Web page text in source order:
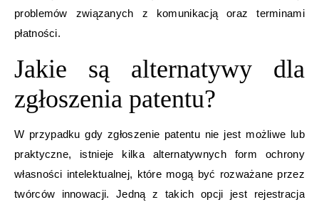
problemów związanych z komunikacją oraz terminami
płatności.
Jakie są alternatywy dla
zgłoszenia patentu?
W przypadku gdy zgłoszenie patentu nie jest możliwe lub
praktyczne, istnieje kilka alternatywnych form ochrony
własności intelektualnej, które mogą być rozważane przez
twórców innowacji. Jedną z takich opcji jest rejestracja